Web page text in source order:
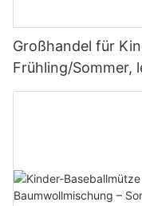
Großhandel für
Frühling/Sommer,
Sonnenbrille